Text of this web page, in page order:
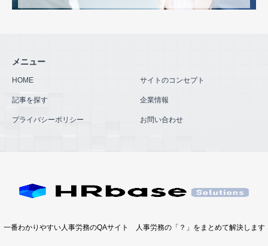
メニュー
HOME サイトのコンセプト
記事を探す 企業情報
プライバシーポリシー お問い合わせ
一番わかりやすい人事労務のQAサイト 人事労務の「？」をまとめて解決します